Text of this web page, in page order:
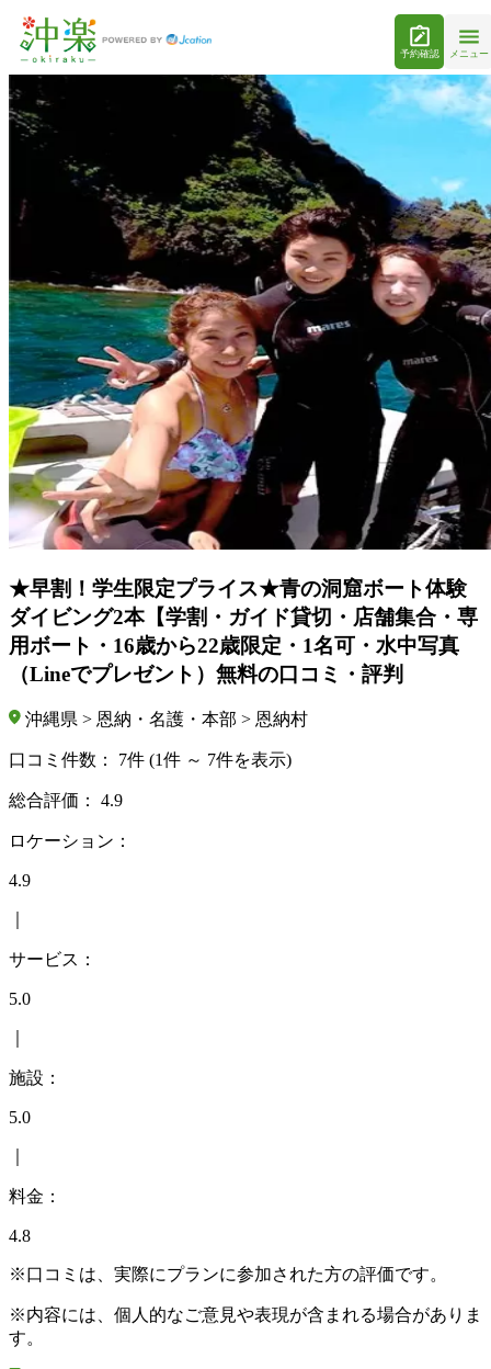
予約確認 メニュー
★早割！学生限定プライス★青の洞窟ボート体験
ダイビング2本【学割・ガイド貸切・店舗集合・専
用ボート・16歳から22歳限定・1名可・水中写真
（Lineでプレゼント）無料の口コミ・評判
沖縄県 > 恩納・名護・本部 > 恩納村
口コミ件数： 7件 (1件 ～ 7件を表示)
総合評価： 4.9
ロケーション：
4.9
サービス：
5.0
施設：
5.0
料金：
4.8
※口コミは、実際にプランに参加された方の評価です。
※内容には、個人的なご意見や表現が含まれる場合がありま
す。